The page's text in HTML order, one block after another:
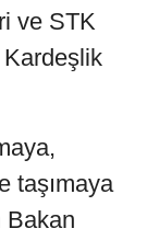
ve STK
taşımaya
Bakan